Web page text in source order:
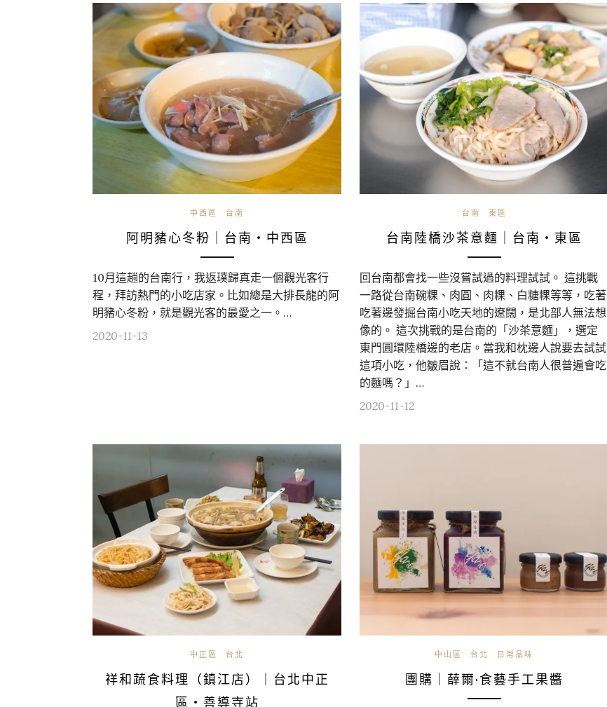
中西區 台南
阿明豬心冬粉｜台南・中西區
10月這趟的台南行，我返璞歸真走一個觀光客行
程，拜訪熱門的小吃店家。比如總是大排長龍的阿
明豬心冬粉，就是觀光客的最愛之一。…
2020-11-13
台南 東區
台南陸橋沙茶意麵｜台南・東區
回台南都會找一些沒嘗試過的料理試試。 這挑戰
一路從台南碗粿、肉圓、肉粿、白糖粿等等，吃著
吃著邊發掘台南小吃天地的遼闊，是北部人無法想
像的。 這次挑戰的是台南的「沙茶意麵」，選定
東門圓環陸橋邊的老店。當我和枕邊人說要去試試
這項小吃，他皺眉說：「這不就台南人很普遍會吃
的麵嗎？」…
2020-11-12
中正區 台北
祥和蔬食料理（鎮江店）｜台北中正
區・善導寺站
中山區 台北 日常品味
團購｜薛爾·食藝手工果醬